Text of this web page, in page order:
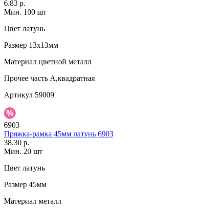
6.83 р.
Мин. 100 шт
Цвет латунь
Размер 13х13мм
Материал цветной металл
Прочее часть А,квадратная
Артикул 59009
6903
Пряжка-рамка 45мм латунь 6903
38.30 р.
Мин. 20 шт
Цвет латунь
Размер 45мм
Материал металл